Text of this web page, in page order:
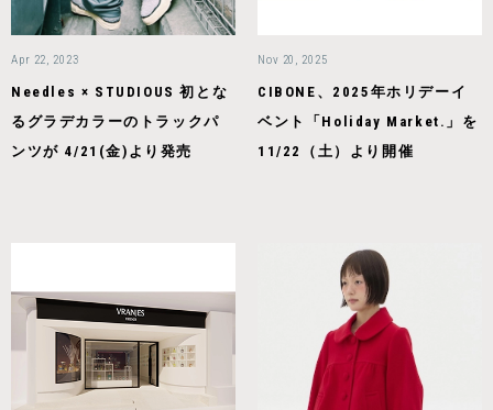
Apr 22, 2023
Needles × STUDIOUS 初とな
るグラデカラーのトラックパ
ンツが 4/21(金)より発売
Nov 20, 2025
CIBONE、2025年ホリデーイ
ベント「Holiday Market.」を
11/22（土）より開催